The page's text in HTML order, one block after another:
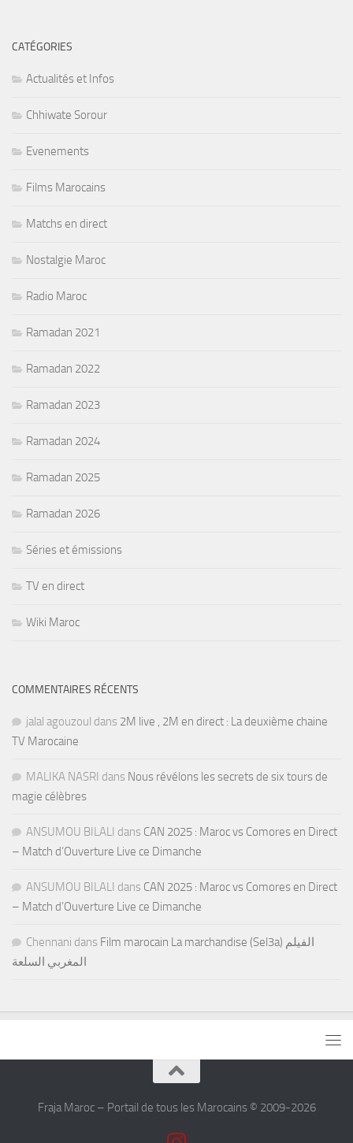
CATÉGORIES
Actualités et Infos
Chhiwate Sorour
Evenements
Films Marocains
Matchs en direct
Nostalgie Maroc
Radio Maroc
Ramadan 2021
Ramadan 2022
Ramadan 2023
Ramadan 2024
Ramadan 2025
Ramadan 2026
Séries et émissions
TV en direct
Wiki Maroc
COMMENTAIRES RÉCENTS
jalal agouzoul dans 2M live , 2M en direct : La deuxième chaine
TV Marocaine
MALIKA NASRI dans Nous révélons les secrets de six tours de
magie célèbres
ANSUMOU BILALI dans CAN 2025 : Maroc vs Comores en Direct
– Match d’Ouverture Live ce Dimanche
ANSUMOU BILALI dans CAN 2025 : Maroc vs Comores en Direct
– Match d’Ouverture Live ce Dimanche
Chennani dans Film marocain La marchandise (Sel3a) الفيلم
المغربي السلعة
Fraja Maroc – Portail de tous les Marocains © 2009-2026